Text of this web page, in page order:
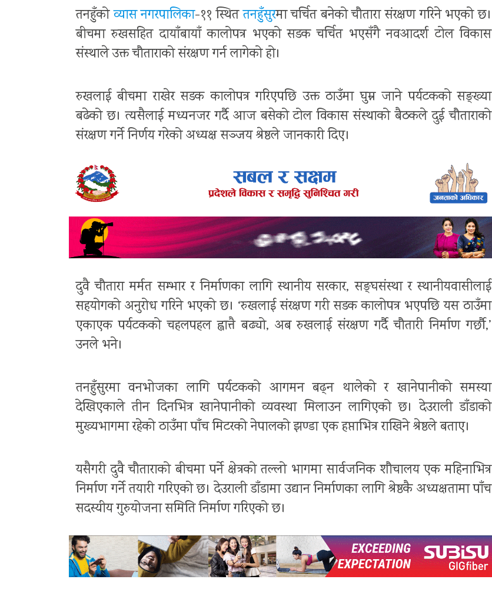
तनहुँकोव्यास नगरपालिका-११ स्थिततनहुँसुरमा चर्चित बनेको चौतारा संरक्षण गरिने भएको छ।
बीचमा रुखसहित दायाँबायाँ कालोपत्र भएको सडक चर्चित भएसँगै नवआदर्श टोल विकास
संस्थाले उक्त चौताराको संरक्षण गर्न लागेको हो।
रुखलाई बीचमा राखेर सडक कालोपत्र गरिएपछि उक्त ठाउँमा घुम्न जाने पर्यटकको सङ्ख्या
बढेको छ। त्यसैलाई मध्यनजर गर्दै आज बसेको टोल विकास संस्थाको बैठकले दुई चौताराको
संरक्षण गर्ने निर्णय गरेको अध्यक्ष सञ्जय श्रेष्ठले जानकारी दिए।
दुवै चौतारा मर्मत सम्भार र निर्माणका लागि स्थानीय सरकार, सङ्घसंस्था र स्थानीयवासीलाई
सहयोगको अनुरोध गरिने भएको छ। ‘रुखलाई संरक्षण गरी सडक कालोपत्र भएपछि यस ठाउँमा
एकाएक पर्यटकको चहलपहल ह्वात्तै बढ्यो, अब रुखलाई संरक्षण गर्दै चौतारी निर्माण गर्छौ,’
उनले भने।
तनहुँसुरमा वनभोजका लागि पर्यटकको आगमन बढ्न थालेको र खानेपानीको समस्या
देखिएकाले तीन दिनभित्र खानेपानीको व्यवस्था मिलाउन लागिएको छ। देउराली डाँडाको
मुख्यभागमा रहेको ठाउँमा पाँच मिटरको नेपालको झण्डा एक हप्ताभित्र राखिने श्रेष्ठले बताए।
यसैगरी दुवै चौताराको बीचमा पर्ने क्षेत्रको तल्लो भागमा सार्वजनिक शौचालय एक महिनाभित्र
निर्माण गर्ने तयारी गरिएको छ। देउराली डाँडामा उद्यान निर्माणका लागि श्रेष्ठकै अध्यक्षतामा पाँच
सदस्यीय गुरुयोजना समिति निर्माण गरिएको छ।